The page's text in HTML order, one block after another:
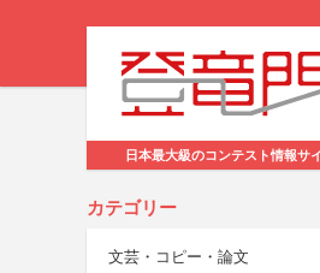
日本最大級のコンテスト情報サ
カテゴリー
文芸・コピー・論文